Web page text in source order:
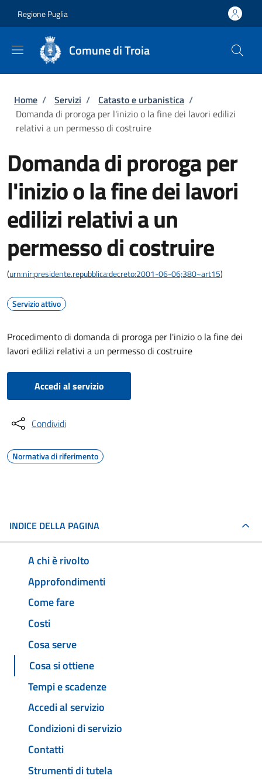
Regione Puglia
Comune di Troia
Briciole di pane
Home / Servizi / Catasto e urbanistica /
Domanda di proroga per l'inizio o la fine dei lavori edilizi
relativi a un permesso di costruire
Domanda di proroga per
l'inizio o la fine dei lavori
edilizi relativi a un
permesso di costruire
(urn:nir:presidente.repubblica:decreto:2001-06-06;380~art15)
Servizio attivo
Procedimento di domanda di proroga per l'inizio o la fine dei
lavori edilizi relativi a un permesso di costruire
Accedi al servizio
Condividi
Normativa di riferimento
INDICE DELLA PAGINA
A chi è rivolto
Approfondimenti
Come fare
Costi
Cosa serve
Cosa si ottiene
Tempi e scadenze
Accedi al servizio
Condizioni di servizio
Contatti
Strumenti di tutela